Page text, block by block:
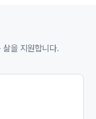
을 지원합니다.